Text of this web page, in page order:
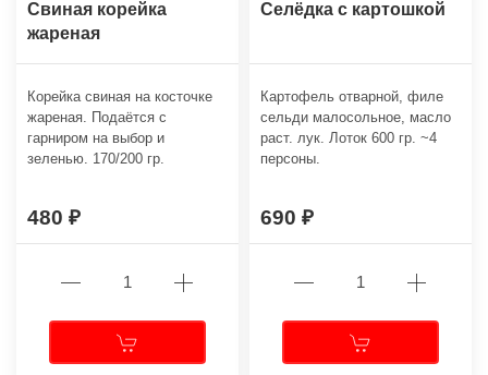
Свиная корейка
жареная
Корейка свиная на косточке
жареная. Подаётся с
гарниром на выбор и
зеленью. 170/200 гр.
480
Селёдка с картошкой
Картофель отварной, филе
сельди малосольное, масло
раст. лук. Лоток 600 гр. ~4
персоны.
690